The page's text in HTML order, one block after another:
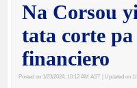
Na Corsou
tata corte
financiero
Posted on 1/23/2024, 10:12 AM AST | Updated on